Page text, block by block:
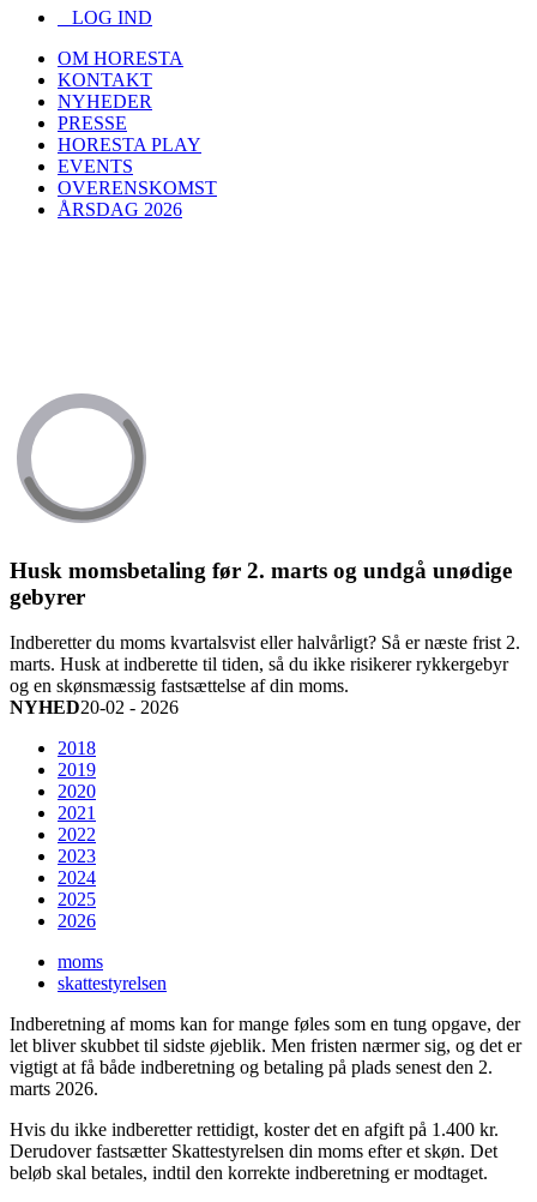
LOG IND
OM HORESTA
KONTAKT
NYHEDER
PRESSE
HORESTA PLAY
EVENTS
OVERENSKOMST
ÅRSDAG 2026
Husk momsbetaling før 2. marts og undgå unødige
gebyrer
Indberetter du moms kvartalsvist eller halvårligt? Så er næste frist 2.
marts. Husk at indberette til tiden, så du ikke risikerer rykkergebyr
og en skønsmæssig fastsættelse af din moms.
NYHED20-02 - 2026
2018
2019
2020
2021
2022
2023
2024
2025
2026
moms
skattestyrelsen
Indberetning af moms kan for mange føles som en tung opgave, der
let bliver skubbet til sidste øjeblik. Men fristen nærmer sig, og det er
vigtigt at få både indberetning og betaling på plads senest den 2.
marts 2026.
Hvis du ikke indberetter rettidigt, koster det en afgift på 1.400 kr.
Derudover fastsætter Skattestyrelsen din moms efter et skøn. Det
beløb skal betales, indtil den korrekte indberetning er modtaget.